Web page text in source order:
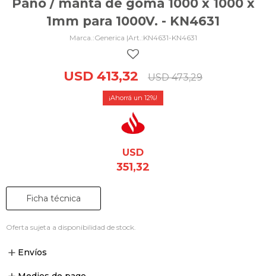
Paño / manta de goma 1000 x 1000 x
1mm para 1000V. - KN4631
Generica | KN4631-KN4631
USD 413,32 USD 473,29
12
USD
351,32
Ficha técnica
Oferta sujeta a disponibilidad de stock.
Envíos